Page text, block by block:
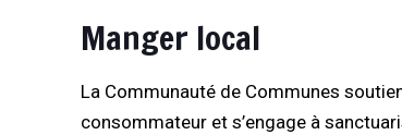
Manger local
La Communauté de Communes
consommateur et s’engage à